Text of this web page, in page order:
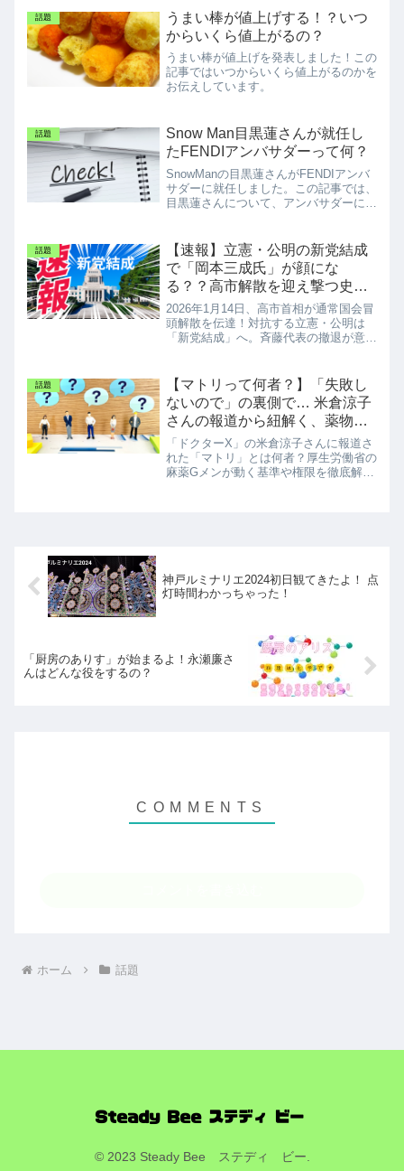
話題
うまい棒が値上げする！？いつ
からいくら値上がるの？
うまい棒が値上げを発表しました！この
記事ではいつからいくら値上がるのかを
お伝えしています。
話題
Snow Man目黒蓮さんが就任し
たFENDIアンバサダーって何？
SnowManの目黒蓮さんがFENDIアンバ
サダーに就任しました。この記事では、
目黒蓮さんについて、アンバサダーにつ
話題
【速報】立憲・公明の新党結成
で「岡本三成氏」が顔にな
る？？高市解散を迎え撃つ史上
最強のライバルを大胆予想
2026年1月14日、高市首相が通常国会冒
頭解散を伝達！対抗する立憲・公明は
「新党結成」へ。斉藤代表の撤退が意味
の顔になる可能性を大胆予想。日本の政
治が変わる夜の緊急考察。
話題
【マトリって何者？】「失敗し
ないので」の裏側で… 米倉涼子
さんの報道から紐解く、薬物捜
査のプロ集団
「ドクターX」の米倉涼子さんに報道さ
れた「マトリ」とは何者？厚生労働省の
麻薬Gメンが動く基準や権限を徹底解
神戸ルミナリエ2024初日観てきたよ！ 点
灯時間わかっちゃった！
「厨房のありす」が始まるよ！永瀬廉さ
んはどんな役をするの？
ホーム 話題
© 2023 Steady Bee ステディ ビー.